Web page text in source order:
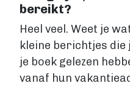
bereikt?
Heel veel. Weet je
kleine berichtjes die
je boek gelezen
vanaf hun